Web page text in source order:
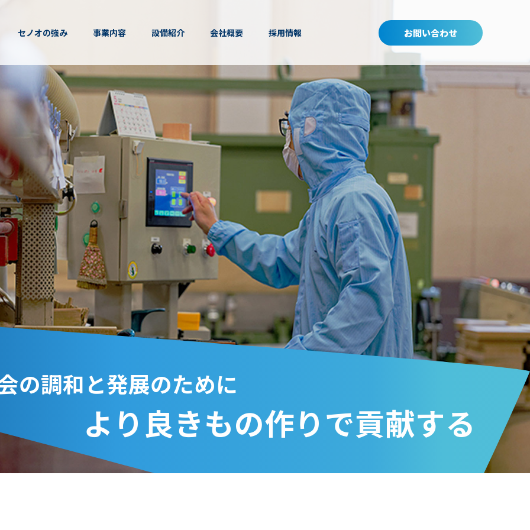
セノオの強み 事業内容 設備紹介 会社概要 採用情報 お問い合わせ
の調和と発展のために
より良きもの作りで貢献する